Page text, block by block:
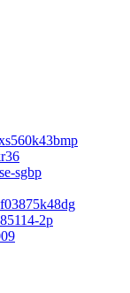
sgbp
2p